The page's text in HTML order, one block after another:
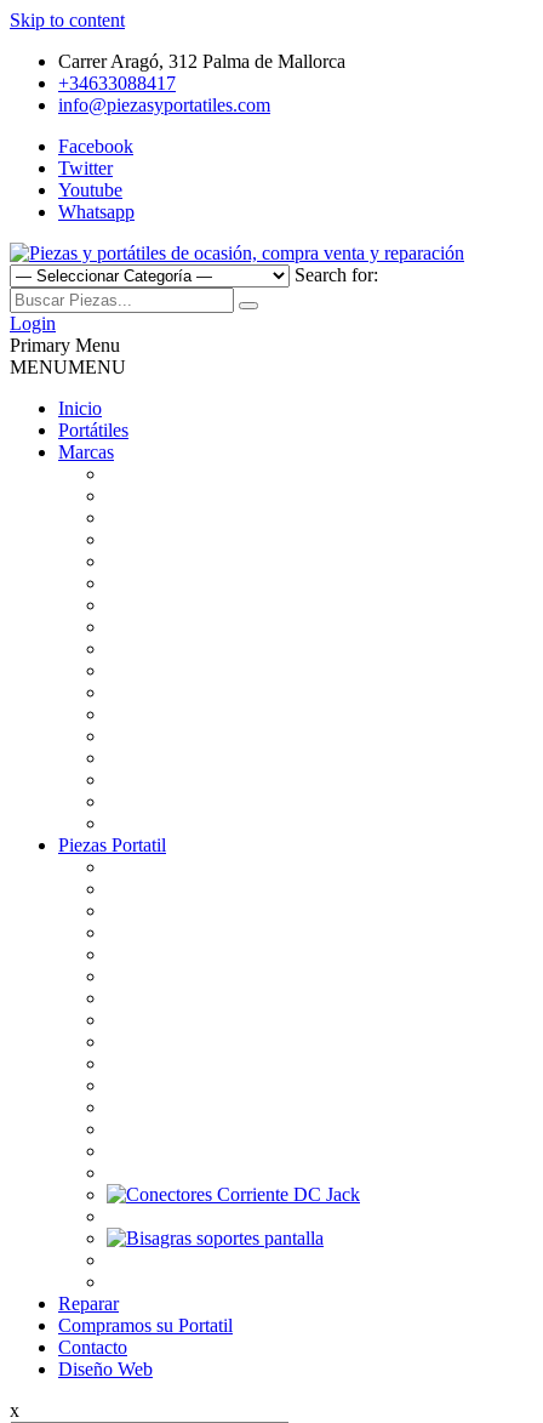
Skip to content
Carrer Aragó, 312 Palma de Mallorca
+34633088417
info@piezasyportatiles.com
Facebook
Twitter
Youtube
Whatsapp
Piezas y portátiles de ocasión,
compra venta y reparación
Todo lo que necesitas para reparar tu portatil, Pantallas, Teclas,
Teclados, Baterías, Carcasas, Placas, Gráficas, Procesadores,
Ventiladores
Search for:
Login
Primary Menu
MENUMENU
Inicio
Portátiles
Marcas
Piezas Portatil
Reparar
Compramos su Portatil
Contacto
Diseño Web
x